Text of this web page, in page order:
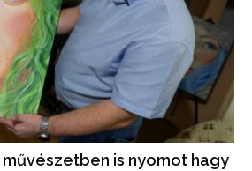
művészetben is nyomot hagy